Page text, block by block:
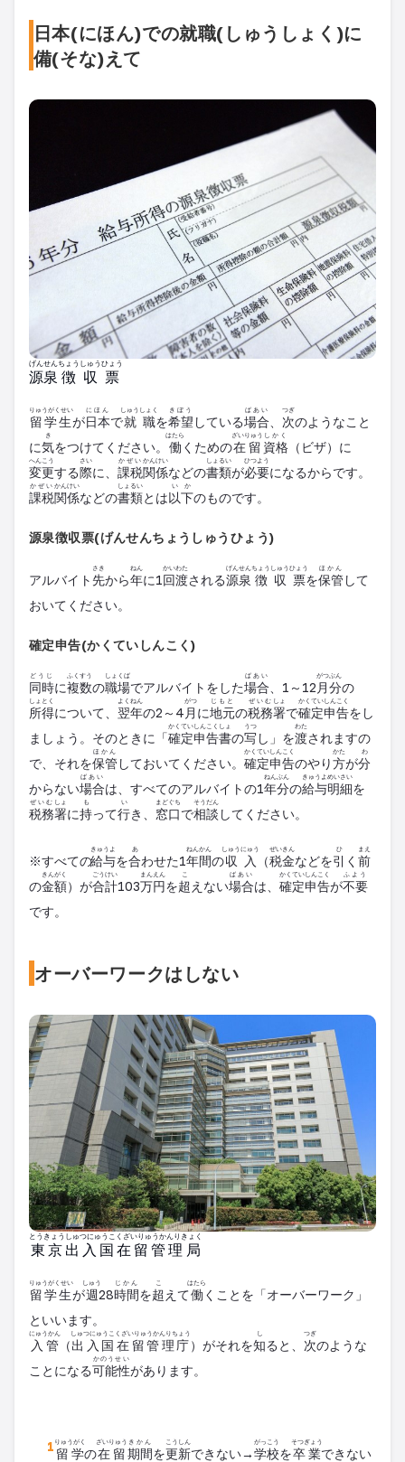
日本(にほん)での就職(しゅうしょく)に
備(そな)えて
源泉
げんせん
徴収票
ちょうしゅうひょう
留学生
りゅうがくせい
が日本
にほん
で就職
しゅうしょく
を希望
きぼう
している場合
ばあい
次
つぎ
のようなこと
に気
き
をつけてください。 働
はたら
くための在留
ざいりゅう
資格
しかく
（ ビザ）に
変更
へんこう
する際
さい
に、 課税
かぜい
関係
かんけい
などの書類
しょるい
が必要
ひつよう
になるからです。
課税
かぜい
関係
かんけい
などの書類
しょるい
とは以下
いか
のものです。
源泉徴収票(げんせんちょうしゅうひょう)
アルバイト先
さき
から年
ねん
に1回
かい
渡
わた
される源泉
げんせん
徴収票
ちょうしゅうひょう
を保管
ほかん
して
おいてください。
確定申告(かくていしんこく)
同時
どうじ
に複数
ふくすう
の職場
しょくば
でアルバイト をした場合
ばあい
、1～12 月
がつ
分
ぶん
の
所得
しょとく
について、 翌年
よくねん
の2～4 月
がつ
に地元
じもと
の税務
ぜいむ
署
しょ
で確定申告
かくていしんこく
をし
ましょう。そのときに「確定
かくてい
申告書
しんこくしょ
の写
うつ
し」を渡
わた
されますの
で、それを保管
ほかん
しておいてください。 確定申告
かくていしんこく
のやり方
かた
が分
わ
からない場合
ばあい
は、すべてのアルバイトの1年
ねん
分
ぶん
の給与
きゅうよ
明細
めいさい
を
税務
ぜいむ
署
しょ
に持
も
って行
い
き、 窓口
まどぐち
で相談
そうだん
してください。
※すべての給与
きゅうよ
を合
あ
わせた1年間
ねんかん
の収入
しゅうにゅう
（税金
ぜいきん
などを引
ひ
く 前
まえ
の金額
きんがく
）が合計
ごうけい
103万円
まんえん
を超
こ
えない場合
ばあい
は、 確定申告
かくていしんこく
が不要
ふよう
です。
オーバーワークはしない
東京出入国在留管理局
とうきょうしゅつにゅうこくざいりゅうかんりきょく
留学生
りゅうがくせい
が週
しゅう
28時間
じかん
を超
こ
えて働
はたら
くことを「オーバーワーク」
といいます。
入管
にゅうかん
（出入国在留管理庁
しゅつにゅうこくざいりゅうかんりちょう
）がそれを知
し
ると、 次
つぎ
のような
ことになる可能性
かのうせい
があります。
留学
りゅうがく
の在留
ざいりゅう
期間
きかん
を更新
こうしん
できない→学校
がっこう
を卒業
そつぎょう
できない